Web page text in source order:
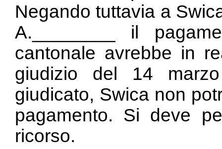
Negando tuttavia a
A.________ il
cantonale avrebbe in
giudizio del 14
giudicato, Swica non
pagamento. Si deve
ricorso.